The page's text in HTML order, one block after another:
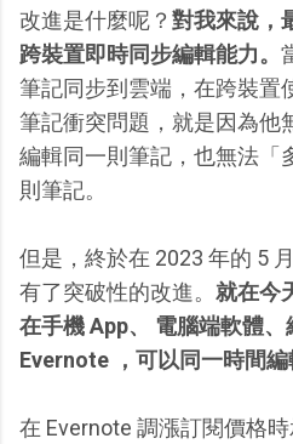
改進是什麼呢？ 對我來說，
跨裝置即時同步編輯能力。
筆記同步到雲端，在跨裝置
筆記衝突問題，就是因為他
編輯同一則筆記，也無法「
則筆記。
但是，終於在 2023 年的 5
有了突破性的改進。 就在今
在手機 App、 電腦端軟體
Evernote ，可以同一時間
在 Evernote 調漲訂閱價格